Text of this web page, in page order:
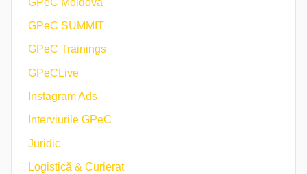
GPeC SUMMIT
GPeC Trainings
GPeCLive
Instagram Ads
Interviurile GPeC
Juridic
Logistică & Curierat